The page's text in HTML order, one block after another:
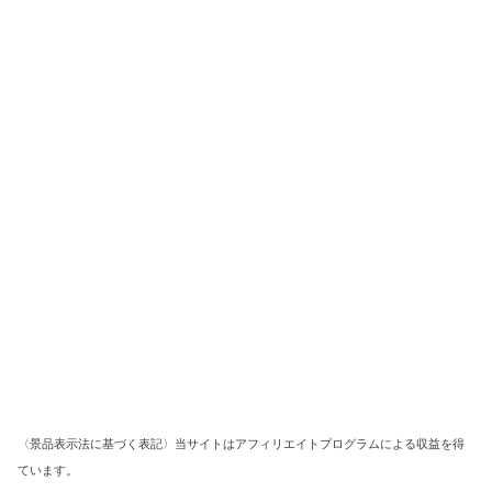
〈景品表示法に基づく表記〉当サイトはアフィリエイトプログラムによる収益を得
ています。